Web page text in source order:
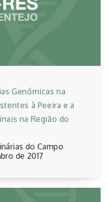
Genómicas na
à Peeira e a
na Região do
do Campo
de 2017